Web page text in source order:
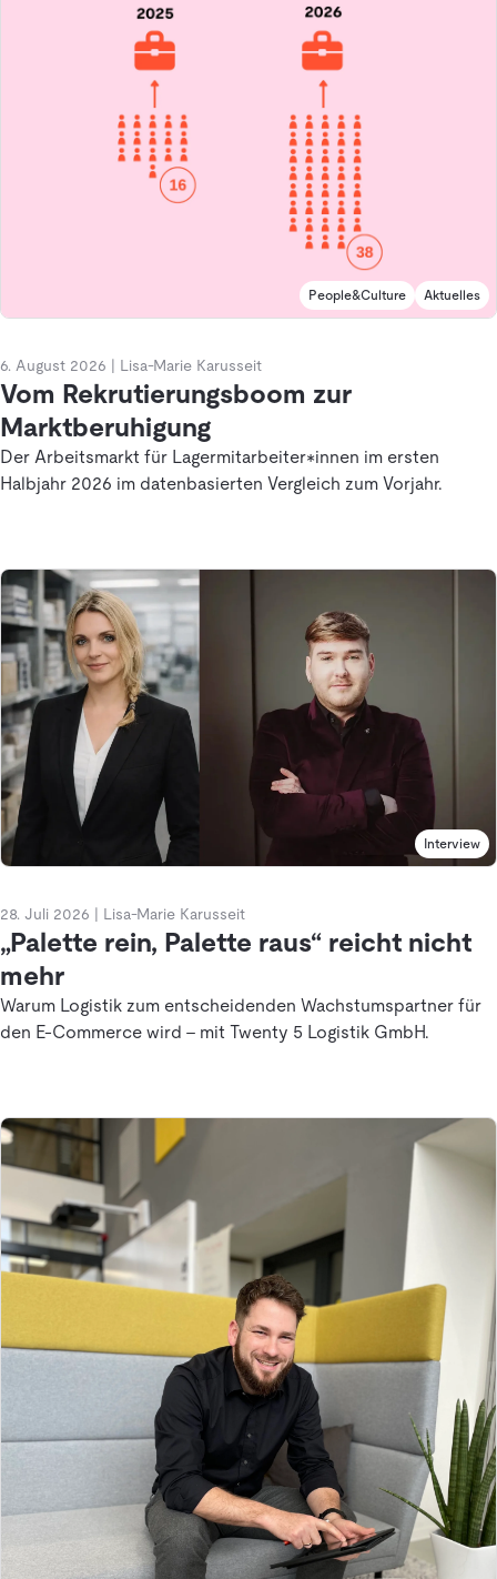
People&Culture Aktuelles
6. August 2026 Lisa-Marie Karusseit
Vom Rekrutierungsboom zur
Marktberuhigung
Der Arbeitsmarkt für Lagermitarbeiter*innen im ersten
Halbjahr 2026 im datenbasierten Vergleich zum Vorjahr.
Interview
28. Juli 2026 Lisa-Marie Karusseit
„Palette rein, Palette raus“ reicht nicht
mehr
Warum Logistik zum entscheidenden Wachstumspartner für
den E-Commerce wird - mit Twenty 5 Logistik GmbH.